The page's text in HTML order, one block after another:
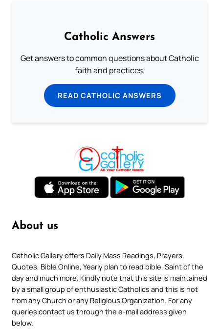
Catholic Answers
Get answers to common questions about Catholic
faith and practices.
READ CATHOLIC ANSWERS
About us
Catholic Gallery offers Daily Mass Readings, Prayers,
Quotes, Bible Online, Yearly plan to read bible, Saint of the
day and much more. Kindly note that this site is maintained
by a small group of enthusiastic Catholics and this is not
from any Church or any Religious Organization. For any
queries contact us through the e-mail address given
below.